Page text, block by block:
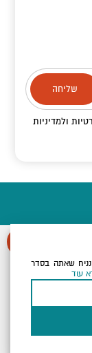
ולמדיניות
שאתה בסדר
עוד